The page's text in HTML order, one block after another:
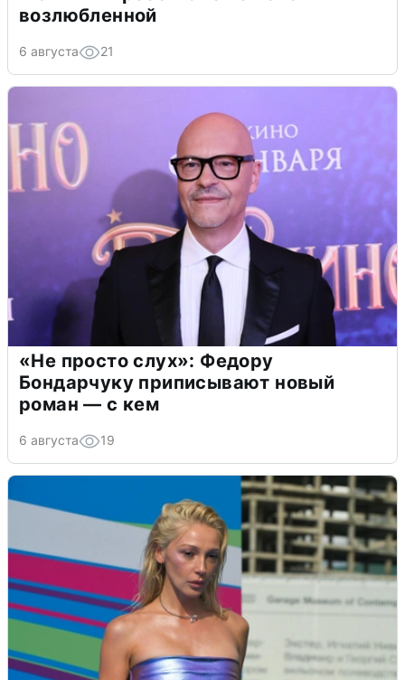
возлюбленной
6 августа 21
«Не просто слух»: Федору
Бондарчуку приписывают новый
роман — с кем
6 августа 19